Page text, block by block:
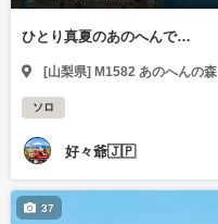
ひとり真夏のあのへんで…
[山梨県] M1582 あのへんの森
ソロ
好々爺🇯🇵
37